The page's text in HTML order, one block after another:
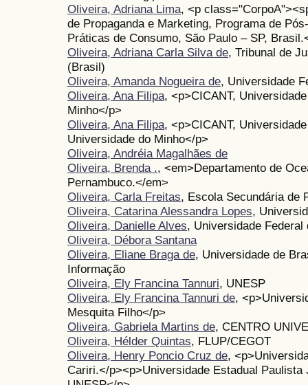
Oliveira, Adriana Lima, <p
de Propaganda e Marketing, Programa de
Práticas de Consumo, São Paulo – SP,
Oliveira, Adriana Carla Silva de, Tribunal de
(Brasil)
Oliveira, Amanda Nogueira de, Universidade
Oliveira, Ana Filipa, <p>CICANT,
Minho</p>
Oliveira, Ana Filipa, <p>CICANT,
Universidade do Minho</p>
Oliveira, Andréia Magalhães de
Oliveira, Brenda ., <em>Departamento de
Pernambuco.</em>
Oliveira, Carla Freitas, Escola Secundária de
Oliveira, Catarina Alessandra Lopes,
Oliveira, Danielle Alves, Universidade Federal
Oliveira, Débora Santana
Oliveira, Eliane Braga de, Universidade de
Informação
Oliveira, Ely Francina Tannuri, UNESP
Oliveira, Ely Francina Tannuri de,
Mesquita Filho</p>
Oliveira, Gabriela Martins de, CENTRO
Oliveira, Hélder Quintas, FLUP/CEGOT
Oliveira, Henry Poncio Cruz de,
Cariri.</p><p>Universidade Estadual